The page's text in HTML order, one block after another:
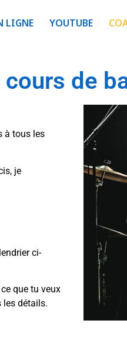
LIGNE YOUTUBE
cours de
à tous les
je
ci-
que tu veux
les détails.